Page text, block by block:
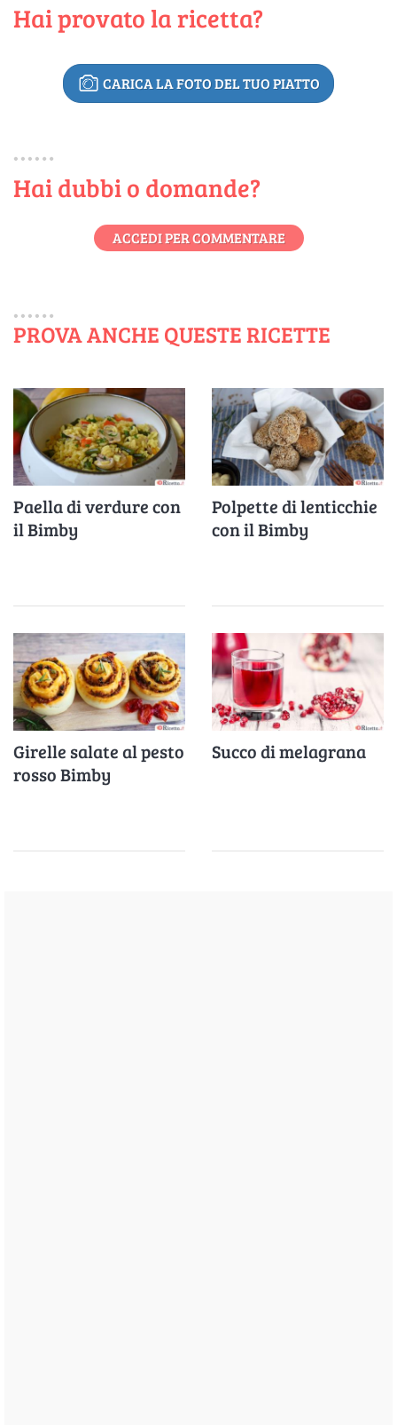
Hai provato la ricetta?
CARICA LA FOTO DEL TUO PIATTO
Hai dubbi o domande?
ACCEDI PER COMMENTARE
PROVA ANCHE QUESTE RICETTE
Paella di verdure con
il Bimby
Polpette di lenticchie
con il Bimby
Girelle salate al pesto
rosso Bimby
Succo di melagrana